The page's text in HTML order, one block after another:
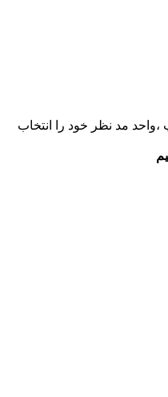
مد نظر خود را انتخاب